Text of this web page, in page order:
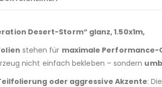
Desert-Storm“ glanz, 1.50x1m,
stehen für maximale Performance-
nicht einfach bekleben – sondern
oder aggressive Akzente: